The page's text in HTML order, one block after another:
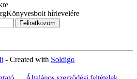
hírlevelére
- Created with Soldigo